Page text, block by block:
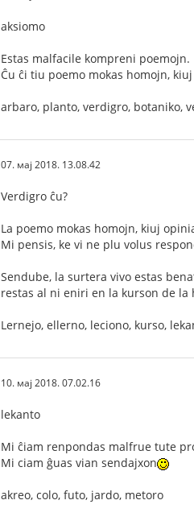
aksiomo
Estas malfacile kompreni poemojn.
Ĉu ĉi tiu poemo mokas homojn,
arbaro, planto, verdigro, botaniko,
07. мај 2018. 13.08.42
Verdigro ĉu?
La poemo mokas homojn, kiuj
Mi pensis, ke vi ne plu volus
Sendube, la surtera vivo estas
restas al ni eniri en la kurson de la
Lernejo, ellerno, leciono, kurso,
10. мај 2018. 07.02.16
lekanto
Mi ĉiam renpondas malfrue tute
Mi ciam ĝuas vian sendajxon
akreo, colo, futo, jardo, metoro